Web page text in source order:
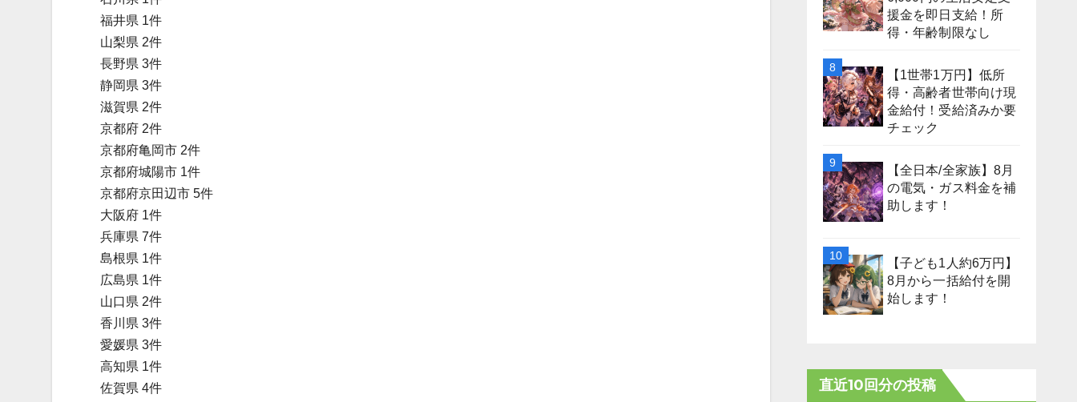
福井県 1件
山梨県 2件
長野県 3件
静岡県 3件
滋賀県 2件
京都府 2件
京都府亀岡市 2件
京都府城陽市 1件
京都府京田辺市 5件
大阪府 1件
兵庫県 7件
島根県 1件
広島県 1件
山口県 2件
香川県 3件
愛媛県 3件
高知県 1件
佐賀県 4件
援金を即日支給！所
得・年齢制限なし
【1世帯1万円】低所
得・高齢者世帯向け現
金給付！受給済みか要
チェック
【全日本/全家族】8月
の電気・ガス料金を補
助します！
【子ども1人約6万円】
8月から一括給付を開
始します！
直近10回分の投稿